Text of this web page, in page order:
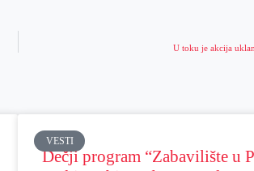
U toku je akcija
VESTI
Dečji program “Zabavilište u